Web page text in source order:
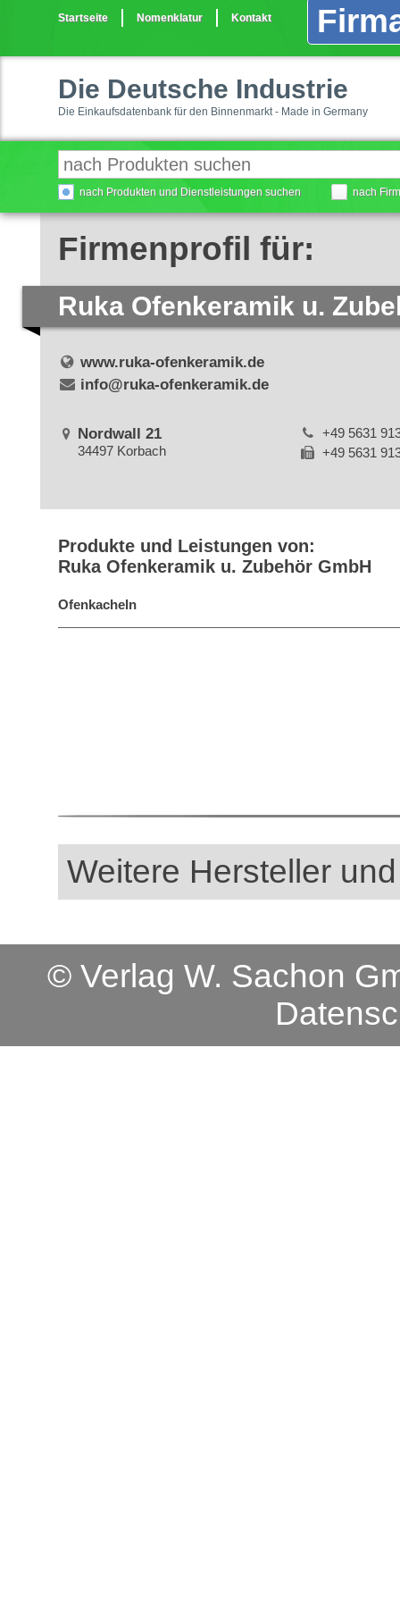
Startseite Nomenklatur Kontakt
Die Deutsche Industrie
Die Einkaufsdatenbank für den Binnenmarkt - Made in Germany
nach Produkten und Dienstleistungen suchen nach
Firmenprofil für:
Ruka Ofenkeramik u.
www.ruka-ofenkeramik.de
info@ruka-ofenkeramik.de
Nordwall 21
34497 Korbach
+49 5631
+49 5631
Produkte und Leistungen von:
Ruka Ofenkeramik u. Zubehör GmbH
Ofenkacheln
Weitere Hersteller
© Verlag W. Sachon